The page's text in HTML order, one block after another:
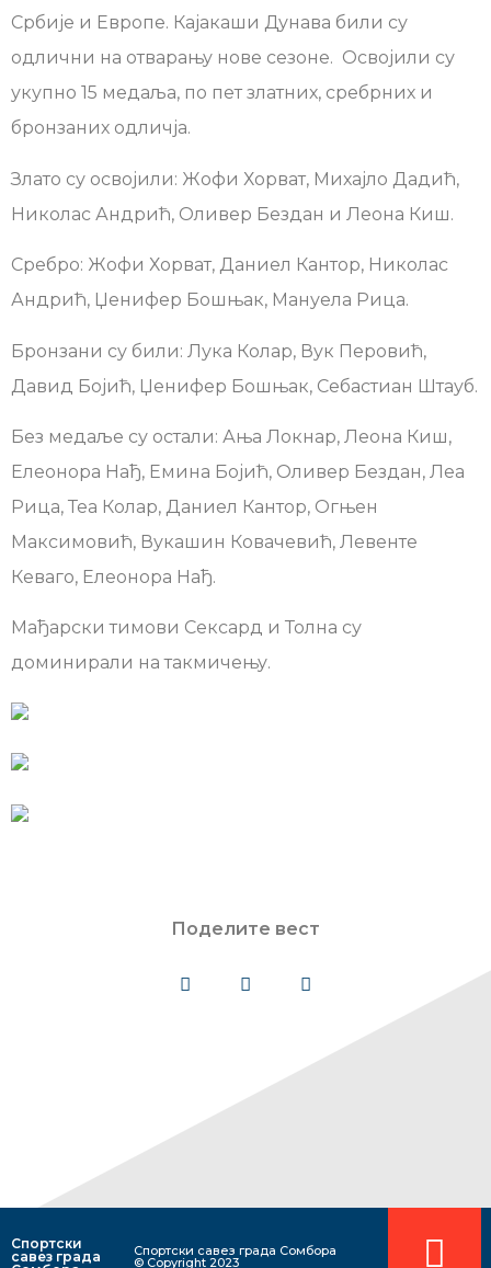
Србије и Европе. Кајакаши Дунава били су
одлични на отварању нове сезоне. Освојили су
укупно 15 медаља, по пет златних, сребрних и
бронзаних одличја.
Злато су освојили: Жофи Хорват, Михајло Дадић,
Николас Андрић, Оливер Бездан и Леона Киш.
Сребро: Жофи Хорват, Даниел Кантор, Николас
Андрић, Џенифер Бошњак, Мануела Рица.
Бронзани су били: Лука Колар, Вук Перовић,
Давид Бојић, Џенифер Бошњак, Себастиан Штауб.
Без медаље су остали: Ања Локнар, Леона Киш,
Елеонора Нађ, Емина Бојић, Оливер Бездан, Леа
Рица, Теа Колар, Даниел Кантор, Огњен
Максимовић, Вукашин Ковачевић, Левенте
Кеваго, Елеонора Нађ.
Мађарски тимови Сексард и Толна су
доминирали на такмичењу.
Поделите вест
Спортски
савез града
Спортски савез града Сомбора​
© Copyright 2023